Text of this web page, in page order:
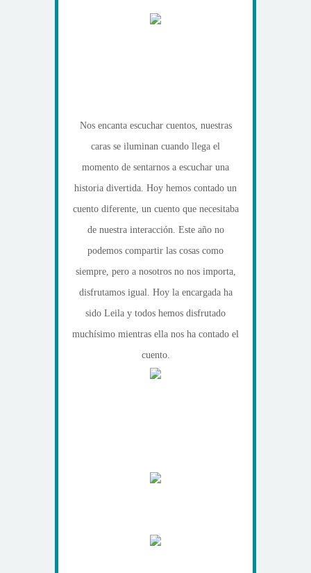
Nos encanta escuchar cuentos, nuestras
caras se iluminan cuando llega el
momento de sentarnos a escuchar una
historia divertida. Hoy hemos contado un
cuento diferente, un cuento que necesitaba
de nuestra interacción. Este año no
podemos compartir las cosas como
siempre, pero a nosotros no nos importa,
disfrutamos igual. Hoy la encargada ha
sido Leila y todos hemos disfrutado
muchísimo mientras ella nos ha contado el
cuento.